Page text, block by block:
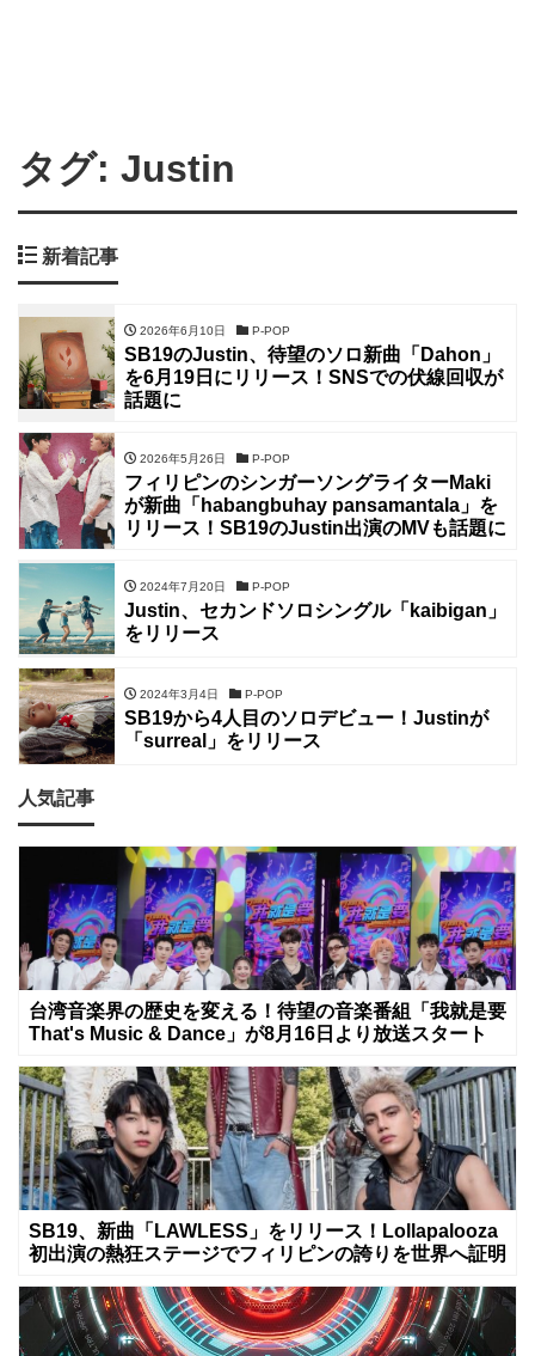
タグ: Justin
新着記事
2026年6月10日 P-POP
SB19のJustin、待望のソロ新曲「Dahon」
を6月19日にリリース！SNSでの伏線回収が
話題に
2026年5月26日 P-POP
フィリピンのシンガーソングライターMaki
が新曲「habangbuhay pansamantala」を
リリース！SB19のJustin出演のMVも話題に
2024年7月20日 P-POP
Justin、セカンドソロシングル「kaibigan」
をリリース
2024年3月4日 P-POP
SB19から4人目のソロデビュー！Justinが
「surreal」をリリース
人気記事
台湾音楽界の歴史を変える！待望の音楽番組「我就是要
That's Music & Dance」が8月16日より放送スタート
SB19、新曲「LAWLESS」をリリース！Lollapalooza
初出演の熱狂ステージでフィリピンの誇りを世界へ証明